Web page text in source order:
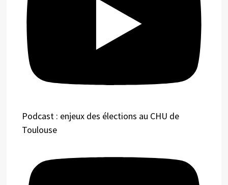
Podcast : enjeux des élections au CHU de
Toulouse